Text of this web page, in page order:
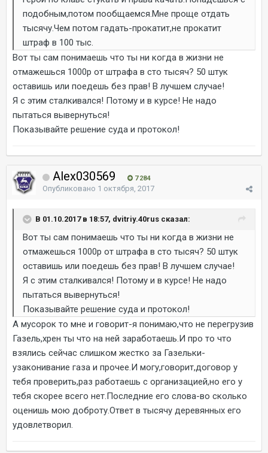
подобным,потом пообщаемся.Мне проще отдать
тысячу.Чем потом гадать-прокатит,не прокатит
штраф в 100 тыс.
Вот ты сам понимаешь что ты ни когда в жизни не
отмажешься 1000р от штрафа в сто тысяч? 50 штук
оставишь или поедешь без прав! В лучшем случае!
Я с этим сталкивался! Потому и в курсе! Не надо
пытаться вывернуться!
Показывайте решение суда и протокол!
Alex030569 7 284
Опубликовано 1 октября, 2017
В 01.10.2017 в 18:57, dvitriy.40rus сказал:
Вот ты сам понимаешь что ты ни когда в жизни не
отмажешься 1000р от штрафа в сто тысяч? 50 штук
оставишь или поедешь без прав! В лучшем случае!
Я с этим сталкивался! Потому и в курсе! Не надо
пытаться вывернуться!
Показывайте решение суда и протокол!
А мусорок то мне и говорит-я понимаю,что не перегрузив
Газель,хрен ты что на ней заработаешь.И про то что
взялись сейчас слишком жестко за Газельки-
узаконивание газа и прочее.И могу,говорит,договор у
тебя проверить,раз работаешь с организацией,но его у
тебя скорее всего нет.Последние его слова-во сколько
оценишь мою доброту.Ответ в тысячу деревянных его
удовлетворил.